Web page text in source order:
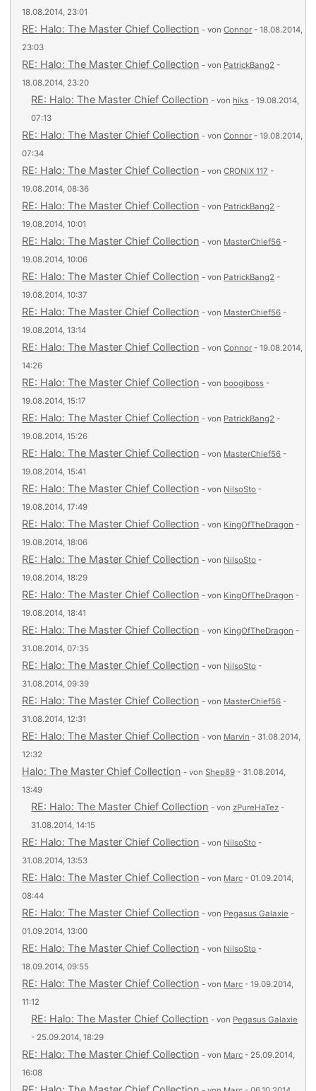
18.08.2014, 23:01
RE: Halo: The Master Chief Collection - vonConnor - 18.08.2014,
23:03
RE: Halo: The Master Chief Collection - von PatrickBang2 -
18.08.2014, 23:20
RE: Halo: The Master Chief Collection - von hiks - 19.08.2014,
07:13
RE: Halo: The Master Chief Collection - vonConnor - 19.08.2014,
07:34
RE: Halo: The Master Chief Collection - vonCRONIX 117 -
19.08.2014, 08:36
RE: Halo: The Master Chief Collection - von PatrickBang2 -
19.08.2014, 10:01
RE: Halo: The Master Chief Collection - von MasterChief56 -
19.08.2014, 10:06
RE: Halo: The Master Chief Collection - von PatrickBang2 -
19.08.2014, 10:37
RE: Halo: The Master Chief Collection - von MasterChief56 -
19.08.2014, 13:14
RE: Halo: The Master Chief Collection - vonConnor - 19.08.2014,
14:26
RE: Halo: The Master Chief Collection - von boogiboss -
19.08.2014, 15:17
RE: Halo: The Master Chief Collection - von PatrickBang2 -
19.08.2014, 15:26
RE: Halo: The Master Chief Collection - von MasterChief56 -
19.08.2014, 15:41
RE: Halo: The Master Chief Collection - von NilsoSto -
19.08.2014, 17:49
RE: Halo: The Master Chief Collection - von KingOfTheDragon -
19.08.2014, 18:06
RE: Halo: The Master Chief Collection - von NilsoSto -
19.08.2014, 18:29
RE: Halo: The Master Chief Collection - von KingOfTheDragon -
19.08.2014, 18:41
RE: Halo: The Master Chief Collection - von KingOfTheDragon -
31.08.2014, 07:35
RE: Halo: The Master Chief Collection - von NilsoSto -
31.08.2014, 09:39
RE: Halo: The Master Chief Collection - von MasterChief56 -
31.08.2014, 12:31
RE: Halo: The Master Chief Collection - von Marvin - 31.08.2014,
12:32
Halo: The Master Chief Collection - vonShep89 - 31.08.2014,
13:49
RE: Halo: The Master Chief Collection - vonzPureHaTez -
31.08.2014, 14:15
RE: Halo: The Master Chief Collection - von NilsoSto -
31.08.2014, 13:53
RE: Halo: The Master Chief Collection - von Marc - 01.09.2014,
08:44
RE: Halo: The Master Chief Collection - von Pegasus Galaxie -
01.09.2014, 13:00
RE: Halo: The Master Chief Collection - von NilsoSto -
18.09.2014, 09:55
RE: Halo: The Master Chief Collection - von Marc - 19.09.2014,
11:12
RE: Halo: The Master Chief Collection - von Pegasus Galaxie
- 25.09.2014, 18:29
RE: Halo: The Master Chief Collection - von Marc - 25.09.2014,
16:08